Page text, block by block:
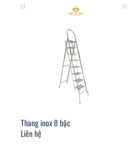
Thang inox 8 bậc
Liên hệ